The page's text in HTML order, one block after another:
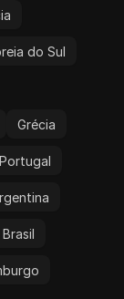
do Sul
Grécia
Portugal
Brasil